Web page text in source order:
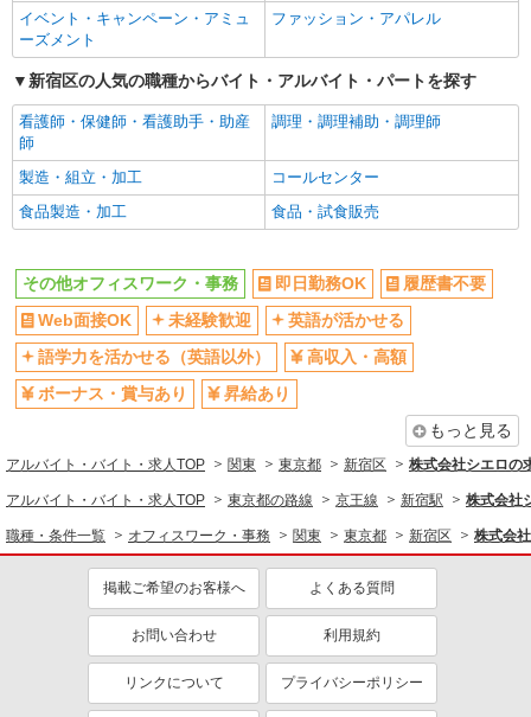
週払い
土日祝休み
平日のみ勤務OK
車通勤OK
バイク通勤OK
交通費支給
社会保険あり
入社祝い金あり
各種手当（家族・役職・インセン
ティブなど）あり
制服貸与
社員登用あり
オフィスワーク・事務
同じ特徴から求人を探す
未経験歓迎
英語が活かせる
イベント・キャンペーン・アミュ
ーズメント
ファッション・アパレル
新宿区の人気の職種からバイト・アルバイト・パートを探す
看護師・保健師・看護助手・助産
師
調理・調理補助・調理師
製造・組立・加工
コールセンター
食品製造・加工
食品・試食販売
その他オフィスワーク・事務 即日勤務OK
履歴書不要
Web面接OK
未経験歓迎
英語が活かせる
語学力を活かせる（英語以外）
高収入・高額
ボーナス・賞与あり
昇給あり
もっと見る
アルバイト・バイト・求人TOP 関東 東京都 新宿区 株式会社シエロの
アルバイト・バイト・求人TOP 東京都の路線 京王線 新宿駅 株式会社
職種・条件一覧 オフィスワーク・事務 関東 東京都 新宿区 株式会
掲載ご希望のお客様へ よくある質問
お問い合わせ 利用規約
リンクについて プライバシーポリシー